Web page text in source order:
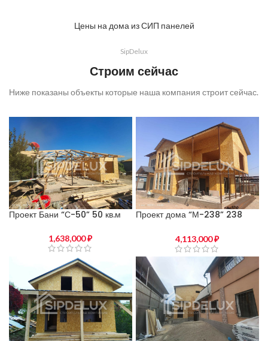
Цены на дома из СИП панелей
SipDelux
Строим сейчас
Ниже показаны объекты которые наша компания строит сейчас.
Проект Бани “С-50” 50 кв.м
1,638,000₽
Проект дома “М-238” 238
4,113,000₽